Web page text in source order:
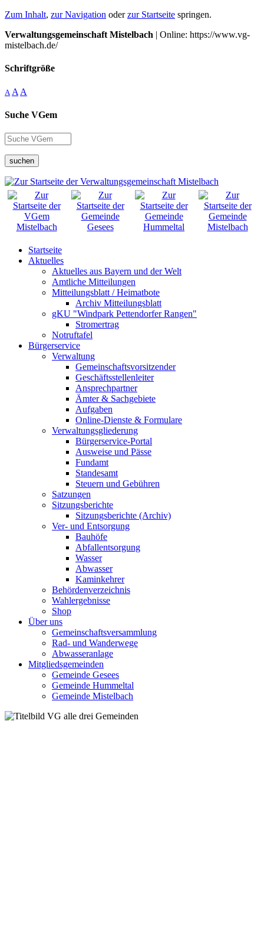
Zum Inhalt, zur Navigation oderzur Startseite springen.
Verwaltungsgemeinschaft Mistelbach | Online: https://www.vg-
mistelbach.de/
Schriftgröße
A A A
Suche VGem
suchen
Startseite
Aktuelles
Aktuelles aus Bayern und der Welt
Amtliche Mitteilungen
Mitteilungsblatt / Heimatbote
Archiv Mitteilungsblatt
gKU "Windpark Pettendorfer Rangen"
Stromertrag
Notruftafel
Bürgerservice
Verwaltung
Gemeinschaftsvorsitzender
Geschäftsstellenleiter
Ansprechpartner
Ämter & Sachgebiete
Aufgaben
Online-Dienste & Formulare
Verwaltungsgliederung
Bürgerservice-Portal
Ausweise und Pässe
Fundamt
Standesamt
Steuern und Gebühren
Satzungen
Sitzungsberichte
Sitzungsberichte (Archiv)
Ver- und Entsorgung
Bauhöfe
Abfallentsorgung
Wasser
Abwasser
Kaminkehrer
Behördenverzeichnis
Wahlergebnisse
Shop
Über uns
Gemeinschaftsversammlung
Rad- und Wanderwege
Abwasseranlage
Mitgliedsgemeinden
Gemeinde Gesees
Gemeinde Hummeltal
Gemeinde Mistelbach